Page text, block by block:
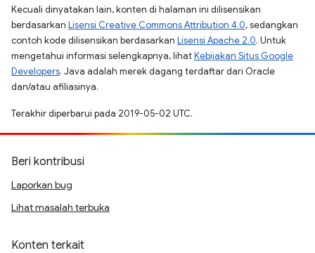
Kecuali dinyatakan lain, konten di halaman ini dilisensikan
berdasarkan Lisensi Creative Commons Attribution 4.0, sedangkan
contoh kode dilisensikan berdasarkan Lisensi Apache 2.0. Untuk
mengetahui informasi selengkapnya, lihatKebijakan Situs Google
Developers. Java adalah merek dagang terdaftar dari Oracle
dan/atau afiliasinya.
Terakhir diperbarui pada 2019-05-02 UTC.
Beri kontribusi
Laporkan bug
Lihat masalah terbuka
Konten terkait